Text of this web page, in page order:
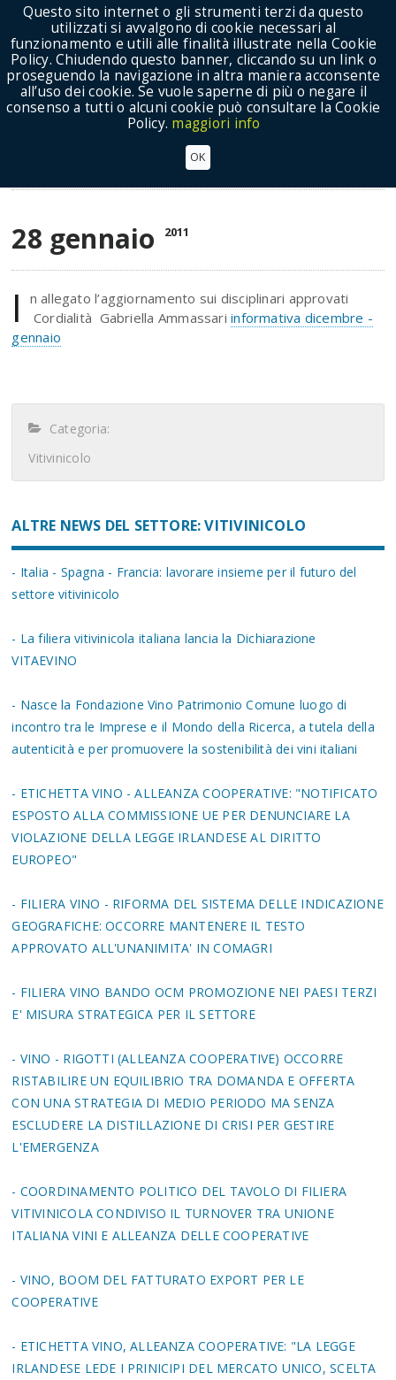
Show Menu
28 gennaio 2011
I
n allegato l’aggiornamento sui disciplinari approvati
Cordialità Gabriella Ammassariinformativa dicembre -
gennaio
Categoria:
Vitivinicolo
ALTRE NEWS DEL SETTORE: VITIVINICOLO
- Italia - Spagna - Francia: lavorare insieme per il futuro del
settore vitivinicolo
- La filiera vitivinicola italiana lancia la Dichiarazione
VITAEVINO
- Nasce la Fondazione Vino Patrimonio Comune luogo di
incontro tra le Imprese e il Mondo della Ricerca, a tutela della
autenticità e per promuovere la sostenibilità dei vini italiani
- ETICHETTA VINO - ALLEANZA COOPERATIVE: "NOTIFICATO
ESPOSTO ALLA COMMISSIONE UE PER DENUNCIARE LA
VIOLAZIONE DELLA LEGGE IRLANDESE AL DIRITTO
EUROPEO"
- FILIERA VINO - RIFORMA DEL SISTEMA DELLE INDICAZIONE
GEOGRAFICHE: OCCORRE MANTENERE IL TESTO
APPROVATO ALL'UNANIMITA' IN COMAGRI
- FILIERA VINO BANDO OCM PROMOZIONE NEI PAESI TERZI
E' MISURA STRATEGICA PER IL SETTORE
- VINO - RIGOTTI (ALLEANZA COOPERATIVE) OCCORRE
RISTABILIRE UN EQUILIBRIO TRA DOMANDA E OFFERTA
CON UNA STRATEGIA DI MEDIO PERIODO MA SENZA
ESCLUDERE LA DISTILLAZIONE DI CRISI PER GESTIRE
L'EMERGENZA
- COORDINAMENTO POLITICO DEL TAVOLO DI FILIERA
VITIVINICOLA CONDIVISO IL TURNOVER TRA UNIONE
ITALIANA VINI E ALLEANZA DELLE COOPERATIVE
- VINO, BOOM DEL FATTURATO EXPORT PER LE
COOPERATIVE
- ETICHETTA VINO, ALLEANZA COOPERATIVE: "LA LEGGE
IRLANDESE LEDE I PRINICIPI DEL MERCATO UNICO, SCELTA
Questo sito internet o gli strumenti terzi da questo
utilizzati si avvalgono di cookie necessari al
funzionamento e utili alle finalità illustrate nella Cookie
Policy. Chiudendo questo banner, cliccando su un link o
proseguendo la navigazione in altra maniera acconsente
all’uso dei cookie. Se vuole saperne di più o negare il
consenso a tutti o alcuni cookie può consultare la Cookie
Policy. maggiori info
OK